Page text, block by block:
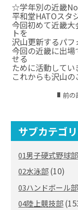
☆学年別の近畿
平和堂HATOスタ
今回初めて近畿
トを
沢山更新するパフ
今回の近畿に出
せる
ために活動してい
これからも沢山
前の
サブカテゴ
01男子硬式野球部
02水泳部 (10)
03ハンドボール部
04陸上競技部